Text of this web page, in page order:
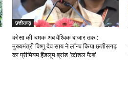
छत्तीसगढ़
कोसा की चमक अब वैश्विक बाजार तक :
मुख्यमंत्री विष्णु देव साय ने लॉन्च किया छत्तीसगढ़
का प्रीमियम हैंडलूम ब्रांड ‘कोशल फैब’